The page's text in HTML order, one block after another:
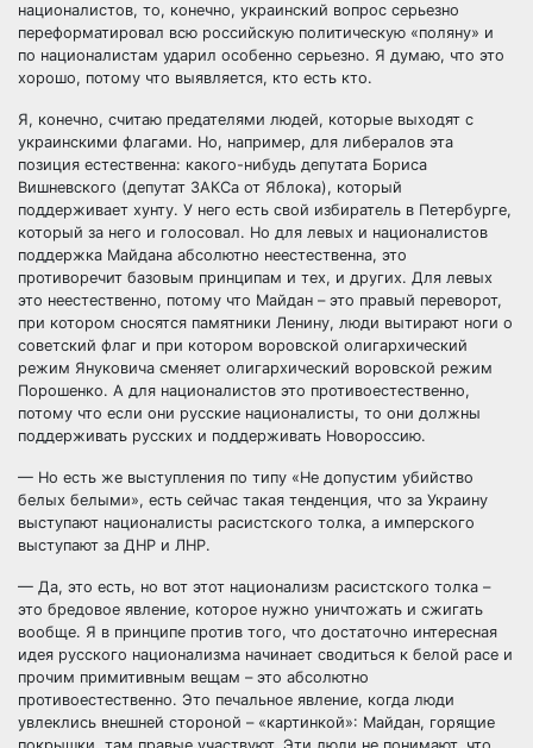
националистов, то, конечно, украинский вопрос серьезно
переформатировал всю российскую политическую «поляну» и
по националистам ударил особенно серьезно. Я думаю, что это
хорошо, потому что выявляется, кто есть кто.
Я, конечно, считаю предателями людей, которые выходят с
украинскими флагами. Но, например, для либералов эта
позиция естественна: какого-нибудь депутата Бориса
Вишневского (депутат ЗАКСа от Яблока), который
поддерживает хунту. У него есть свой избиратель в Петербурге,
который за него и голосовал. Но для левых и националистов
поддержка Майдана абсолютно неестественна, это
противоречит базовым принципам и тех, и других. Для левых
это неестественно, потому что Майдан – это правый переворот,
при котором сносятся памятники Ленину, люди вытирают ноги о
советский флаг и при котором воровской олигархический
режим Януковича сменяет олигархический воровской режим
Порошенко. А для националистов это противоестественно,
потому что если они русские националисты, то они должны
поддерживать русских и поддерживать Новороссию.
— Но есть же выступления по типу «Не допустим убийство
белых белыми», есть сейчас такая тенденция, что за Украину
выступают националисты расистского толка, а имперского
выступают за ДНР и ЛНР.
— Да, это есть, но вот этот национализм расистского толка –
это бредовое явление, которое нужно уничтожать и сжигать
вообще. Я в принципе против того, что достаточно интересная
идея русского национализма начинает сводиться к белой расе и
прочим примитивным вещам – это абсолютно
противоестественно. Это печальное явление, когда люди
увлеклись внешней стороной – «картинкой»: Майдан, горящие